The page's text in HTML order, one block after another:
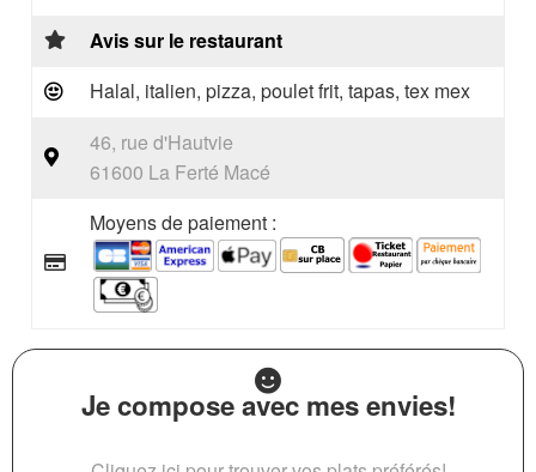
Avis sur le restaurant
Halal, italien, pizza, poulet frit, tapas, tex mex
46, rue d'Hautvie
61600 La Ferté Macé
Moyens de paiement :
Je compose avec mes envies!